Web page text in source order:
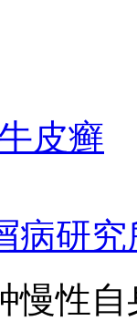
皮癣
病研究
慢性